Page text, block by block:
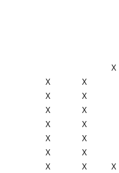
X
X
X
X
X
X
X
X
X
X
X
X
X
X X
X